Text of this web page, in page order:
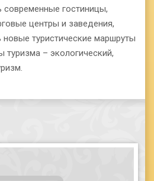
современные гостиницы,
центры и заведения,
туристические маршруты
– экологический,